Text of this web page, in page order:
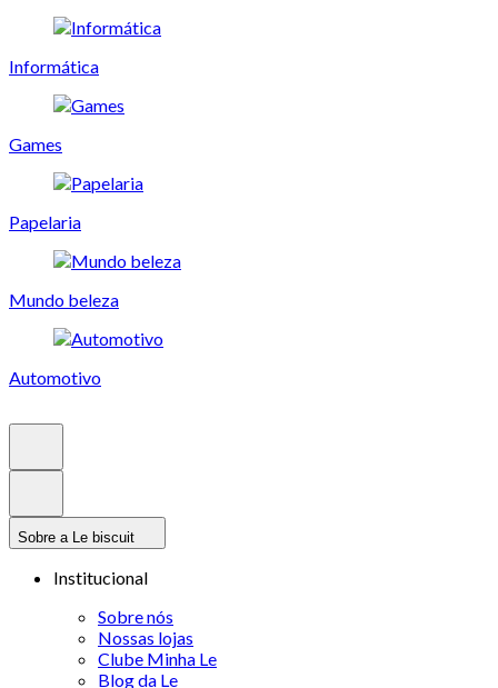
Informática
Games
Papelaria
Mundo beleza
Automotivo
Sobre a Le biscuit
Institucional
Sobre nós
Nossas lojas
Clube Minha Le
Blog da Le